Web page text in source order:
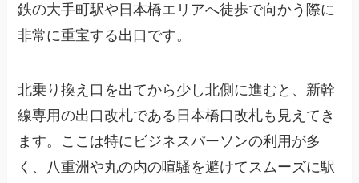
鉄の大手町駅や日本橋エリアへ徒歩で向かう際に
非常に重宝する出口です。
北乗り換え口を出てから少し北側に進むと、新幹
線専用の出口改札である日本橋口改札も見えてき
ます。ここは特にビジネスパーソンの利用が多
く、八重洲や丸の内の喧騒を避けてスムーズに駅